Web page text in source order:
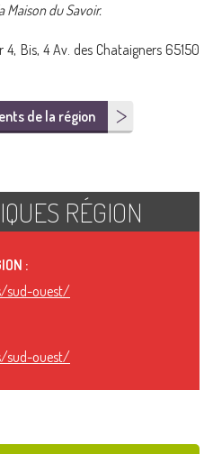
Maison du Savoir.
Bis, 4 Av. des Chataigners 65150
de la région
RÉGION
:
sud-ouest/
sud-ouest/